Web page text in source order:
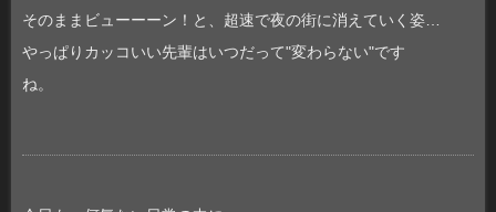
そのままビューーーン！と、超速で夜の街に消えていく姿…
やっぱりカッコいい先輩はいつだって"変わらない"です
ね。